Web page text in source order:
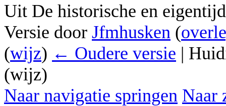
Uit De historische en
Versie door Jfmhusken (
(wijz) ← Oudere versie |
(wijz)
Naar navigatie springen Naar